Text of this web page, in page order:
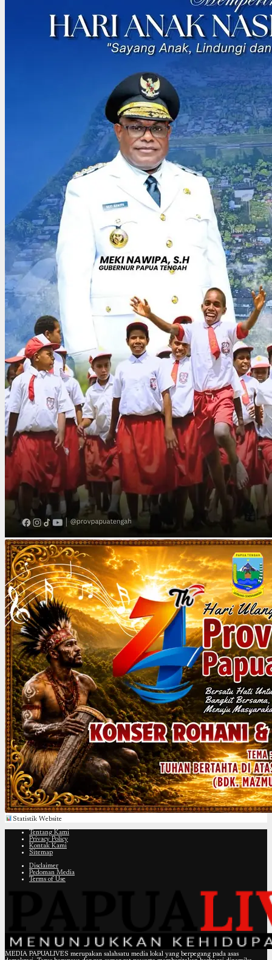
Statistik Website
Tentang Kami
Privacy Policy
Kontak Kami
Sitemap
Disclaimer
Pedoman Media
Terms of Use
MEDIA PAPUALIVES merupakan salahsatu media lokal yang berpegang pada asas